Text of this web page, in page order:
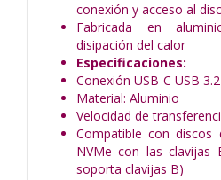
conexión y acceso al
Fabricada en
disipación del calor
Especificaciones:
Conexión USB-C USB
Material: Aluminio
Velocidad de
Compatible con discos
NVMe con las clavijas
soporta clavijas B)